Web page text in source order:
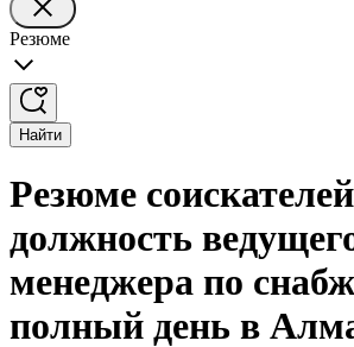
Резюме
Найти
Резюме
должность
менеджера по
полный день в